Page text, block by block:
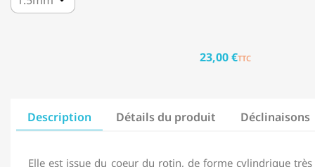
23,00 €TTC
Description Détails du produit Déclinaisons
Elle est issue du coeur du rotin, de forme cylindrique